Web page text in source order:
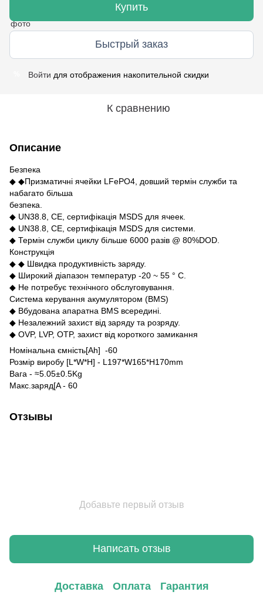
Купить
Быстрый заказ
Войти для отображения накопительной скидки
К сравнению
Описание
Безпека
◆ ◆Призматичні ячейки LFePO4, довший термін служби та
набагато більша
безпека.
◆ UN38.8, CE, сертифікація MSDS для ячеек.
◆ UN38.8, CE, сертифікація MSDS для системи.
◆ Термін служби циклу більше 6000 разів @ 80%DOD.
Конструкція
◆ ◆ Швидка продуктивність заряду.
◆ Широкий діапазон температур -20 ~ 55 ° C.
◆ Не потребує технічного обслуговування.
Система керування акумулятором (BMS)
◆ Вбудована апаратна BMS всередині.
◆ Незалежний захист від заряду та розряду.
◆ OVP, LVP, OTP, захист від короткого замикання
Номінальна ємність[Ah] -60
Розмір виробу [L*W*H] - L197*W165*H170mm
Вага - ≈5.05±0.5Kg
Макс.заряд[A - 60
Отзывы
Добавьте первый отзыв
Написать отзыв
Доставка Оплата Гарантия